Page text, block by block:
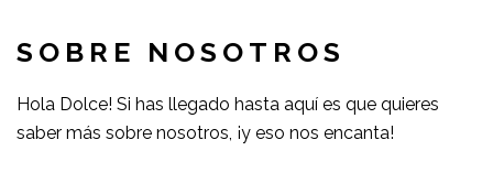
SOBRE NOSOTROS
Hola Dolce! Si has llegado hasta aquí es que quieres
saber más sobre nosotros, ¡y eso nos encanta!